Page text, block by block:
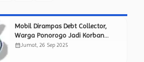
Mobil Dirampas Debt Collector,
Warga Ponorogo Jadi Korban
Pemerasan Berkedok BT
calendar_monthJumat, 26 Sep 2025